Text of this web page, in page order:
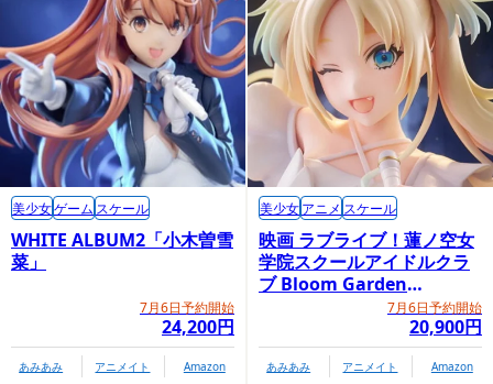
WHITE ALBUM2「小木曽雪
菜」
7月6日予約開始
24,200円
美少女ゲーム スケール
あみあみ アニメイト Amazon
映画 ラブライブ！蓮ノ空女
学院スクールアイドルクラ
ブ Bloom Garden
Party「大沢瑠璃乃」7月6日予約開始
20,900円
美少女アニメ スケール
あみあみ アニメイト Amazon